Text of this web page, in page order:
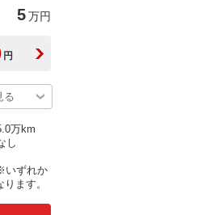
5万円
円
る
万km
し
いずれか
ます。